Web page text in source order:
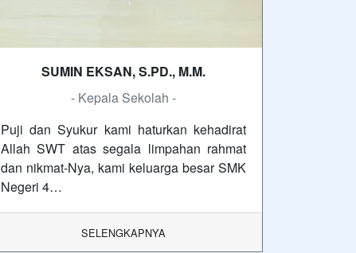
SUMIN EKSAN, S.PD., M.M.
- Kepala Sekolah -
Puji dan Syukur kami haturkan kehadirat
Allah SWT atas segala limpahan rahmat
dan nikmat-Nya, kami keluarga besar SMK
Negeri 4…
SELENGKAPNYA